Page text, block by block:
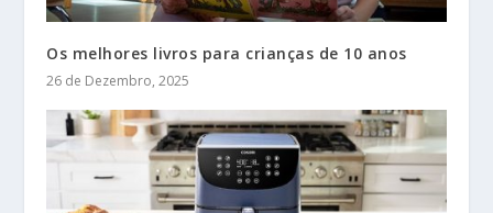
Os melhores livros para crianças de 10 anos
26 de Dezembro, 2025